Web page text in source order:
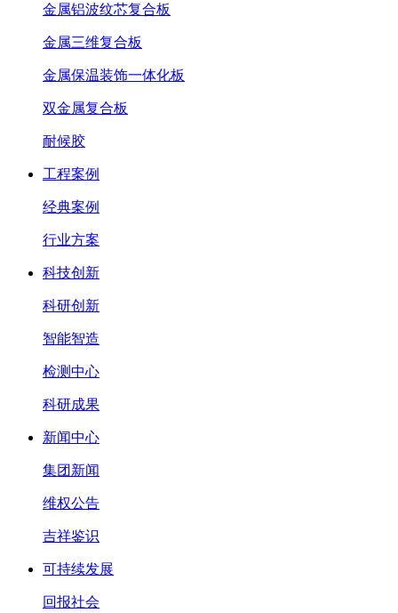
金属铝波纹芯复合板
金属三维复合板
金属保温装饰一体化板
双金属复合板
耐候胶
工程案例
经典案例
行业方案
科技创新
科研创新
智能智造
检测中心
科研成果
新闻中心
集团新闻
维权公告
吉祥鉴识
可持续发展
回报社会